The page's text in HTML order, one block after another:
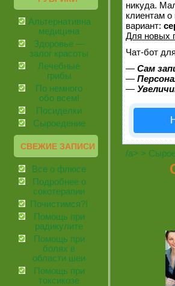
Альтернативная
медицина
Здоровье —
залог красоты
Лечебные
грибы
По немного
обо всем!
Посиделки
Сыроедение
СВЕЖИЕ ЗАПИСИ
Все о флюсе
Подробнее о
сокотерапии
Почистимся?!
Помощь при
радикулите
Помощь при
болях в
области шеи
Помощь при
токсикозе
никуда.
клиентам
вариант:
Для новых
Чат-бот
— Сам
—
—
/a> >